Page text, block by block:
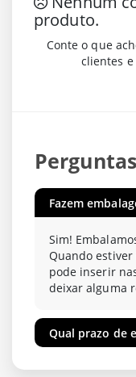
produto.
Conte o que
clientes
Fazem
Sim!
Quando
pode inserir
deixar alguma
Qual prazo de